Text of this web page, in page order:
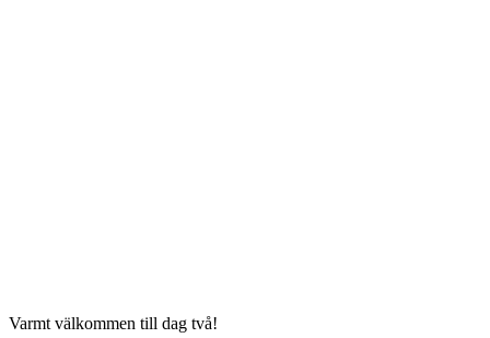
Varmt välkommen till dag två!